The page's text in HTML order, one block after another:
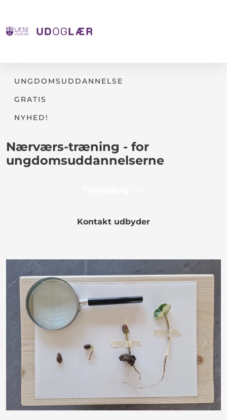
UNGDOMSUDDANNELSE
GRATIS
NYHED!
Nærværs-træning - for
ungdomsuddannelserne
Kontakt udbyder